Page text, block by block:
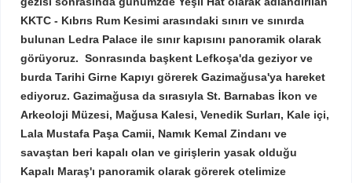
KKTC - Kıbrıs Rum Kesimi arasındaki sınırı ve sınırda
bulunan Ledra Palace ile sınır kapısını panoramik olarak
görüyoruz. Sonrasında başkent Lefkoşa'da geziyor ve
burda Tarihi Girne Kapıyı görerek Gazimağusa'ya hareket
ediyoruz. Gazimağusa da sırasıyla St. Barnabas İkon ve
Arkeoloji Müzesi, Mağusa Kalesi, Venedik Surları, Kale içi,
Lala Mustafa Paşa Camii, Namık Kemal Zindanı ve
savaştan beri kapalı olan ve girişlerin yasak olduğu
Kapalı Maraş'ı panoramik olarak görerek otelimize